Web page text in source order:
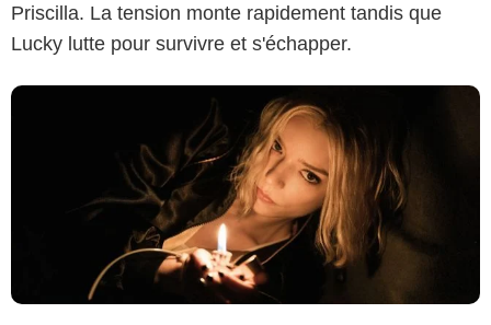
Priscilla. La tension monte rapidement tandis que
Lucky lutte pour survivre et s'échapper.